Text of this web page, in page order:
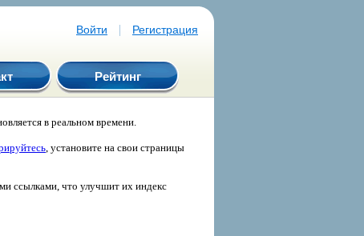
Войти | Регистрация
Рейтинг
в реальном времени.
, установите на свои страницы
ссылками, что улучшит их индекс